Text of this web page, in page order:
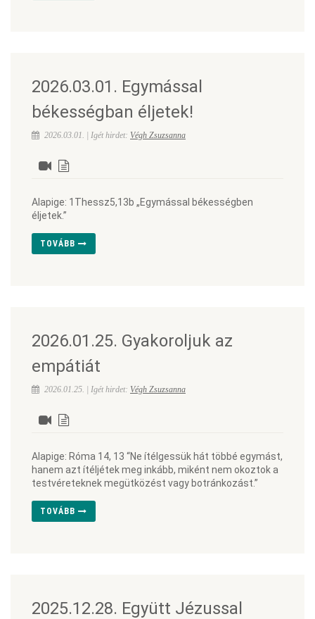
2026.03.01. Egymással
békességban éljetek!
2026.03.01. | Igét hirdet: Végh Zsuzsanna
Alapige: 1Thessz5,13b „Egymással békességben
éljetek.”
TOVÁBB
2026.01.25. Gyakoroljuk az
empátiát
2026.01.25. | Igét hirdet: Végh Zsuzsanna
Alapige: Róma 14, 13 “Ne ítélgessük hát többé egymást,
hanem azt ítéljétek meg inkább, miként nem okoztok a
testvéreteknek megütközést vagy botránkozást.”
TOVÁBB
2025.12.28. Együtt Jézussal